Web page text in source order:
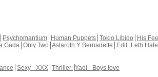
Psychomantium Human Puppets Tokio Libido His
Gada Only Two Astaroth Y Bernadette Edil Leth Hate
Sexy - XXX Thriller Yaoi - Boys love